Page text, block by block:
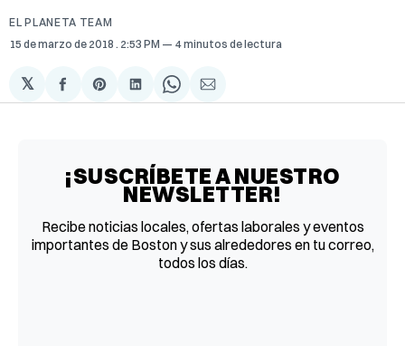
EL PLANETA TEAM
15 de marzo de 2018 . 2:53 PM 4 minutos de lectura
𝕏
Compartir
en
Share
on
Compartir
en
Share
on
Compartir
via
¡SUSCRÍBETE A NUESTRO
NEWSLETTER!
Recibe noticias locales, ofertas laborales y eventos
importantes de Boston y sus alrededores en tu correo,
todos los días.